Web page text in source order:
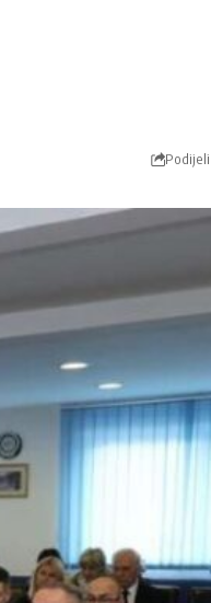
Podijeli